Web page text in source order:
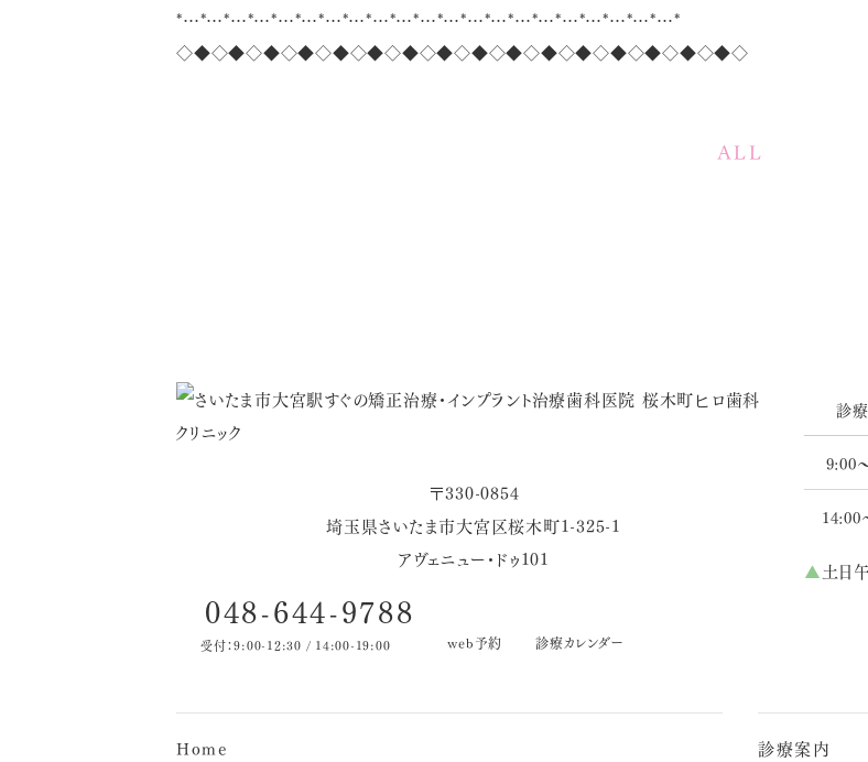
*…*…*…*…*…*…*…*…*…*…*…*…*…*…*…*…*…*…*…*…*…*
◇◆◇◆◇◆◇◆◇◆◇◆◇◆◇◆◇◆◇◆◇◆◇◆◇◆◇◆◇◆◇◆◇
ALL
〒330-0854
埼玉県さいたま市大宮区桜木町1-325-1
アヴェニュー・ドゥ101
048-644-9788
受付：9:00-12:30 / 14:00-19:00 web予約 診療カレンダー
診
9:00
14:00
▲土日
Home 診療案内